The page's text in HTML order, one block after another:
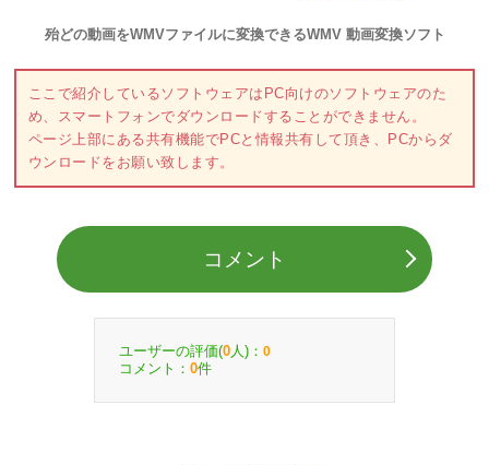
殆どの動画をWMVファイルに変換できるWMV 動画変換ソフト
ここで紹介しているソフトウェアはPC向けのソフトウェアのた
め、スマートフォンでダウンロードすることができません。
ページ上部にある共有機能でPCと情報共有して頂き、PCからダ
ウンロードをお願い致します。
コメント
ユーザーの評価(0 人)： 0
コメント： 0件